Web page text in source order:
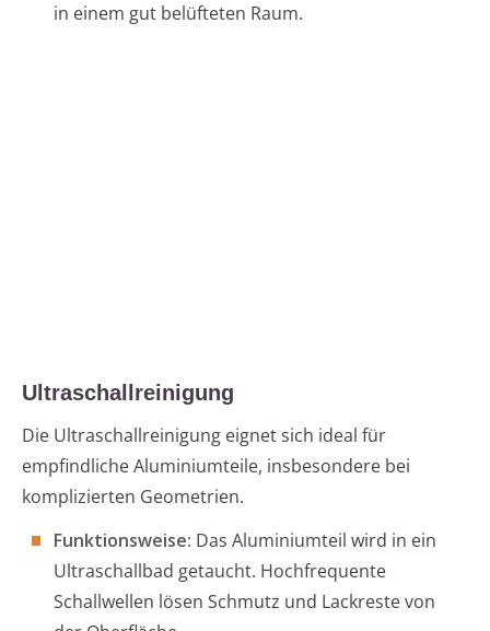
in einem gut belüfteten Raum.
Ultraschallreinigung
Die Ultraschallreinigung eignet sich ideal für
empfindliche Aluminiumteile, insbesondere bei
komplizierten Geometrien.
Funktionsweise: Das Aluminiumteil wird in ein
Ultraschallbad getaucht. Hochfrequente
Schallwellen lösen Schmutz und Lackreste von